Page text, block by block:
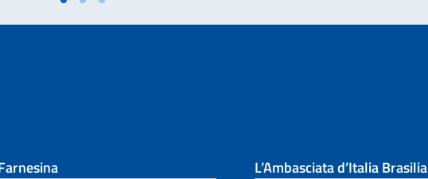
L’Ambasciata d’Italia Brasilia